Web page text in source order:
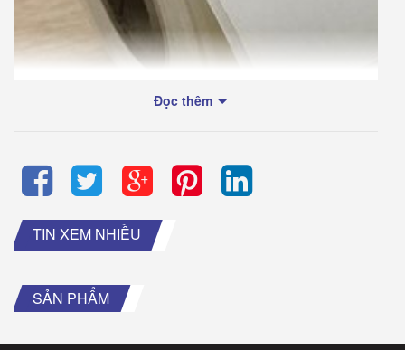
Đọc thêm
TIN XEM NHIỀU
SẢN PHẨM